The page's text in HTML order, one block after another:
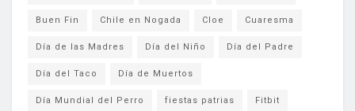
Buen Fin Chile en Nogada Cloe Cuaresma
Día de las Madres Día del Niño Día del Padre
Día del Taco Día de Muertos
Día Mundial del Perro fiestas patrias Fitbit